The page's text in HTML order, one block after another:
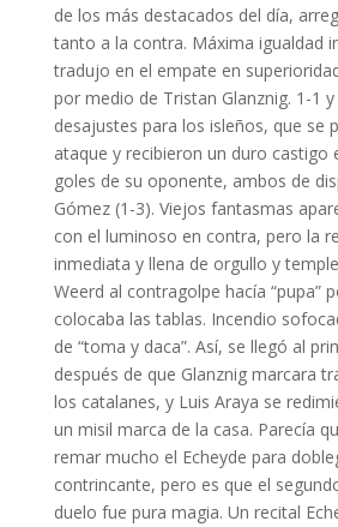
de los más destacados del día,
tanto a la contra. Máxima igualdad
tradujo en el empate en
por medio de Tristan Glanznig. 1-1
desajustes para los isleños, que se
ataque y recibieron un duro castigo
goles de su oponente, ambos de
Gómez (1-3). Viejos fantasmas
con el luminoso en contra, pero la
inmediata y llena de orgullo y
Weerd al contragolpe hacía “pupa”
colocaba las tablas. Incendio
de “toma y daca”. Así, se llegó al
después de que Glanznig marcara
los catalanes, y Luis Araya se
un misil marca de la casa. Parecía
remar mucho el Echeyde para
contrincante, pero es que el
duelo fue pura magia. Un recital